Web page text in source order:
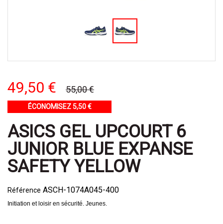
49,50 € 55,00 €
ÉCONOMISEZ 5,50 €
ASICS GEL UPCOURT 6
JUNIOR BLUE EXPANSE
SAFETY YELLOW
Référence ASCH-1074A045-400
Initiation et loisir en sécurité. Jeunes.